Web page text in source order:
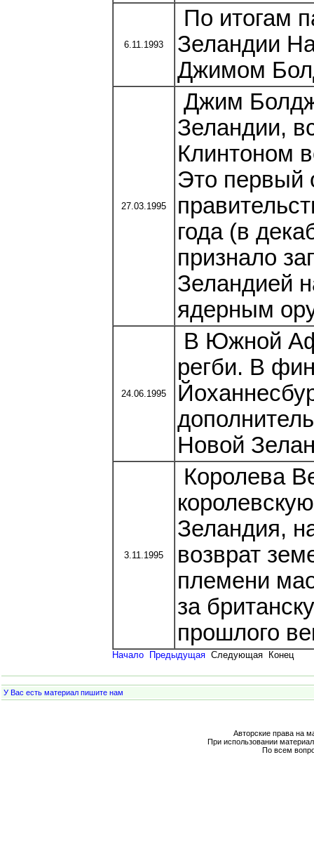
6.11.1993
По итогам
Зеландии
Джимом
27.03.1995
Джим
Зеландии,
Клинтоном
Это первый
года (в
признало
Зеландией
ядерным
24.06.1995
В Южной
регби. В
Новой
3.11.1995
Королева
Зеландия,
возврат
племени
за
прошлого
Начало Предыдущая Следующая Конец
У Вас есть материал пишите нам
Авторские права на
При использовании
По всем